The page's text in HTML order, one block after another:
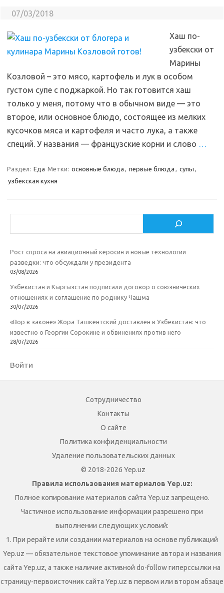
07/03/2018
Хаш по-
узбекски от
Марины
Козловой – это мясо, картофель и лук в особом
густом супе с поджаркой. Но так готовится хаш
только у меня, потому что в обычном виде — это
второе, или основное блюдо, состоящее из мелких
кусочков мяса и картофеля и часто лука, а также
специй. У названия — французские корни и слово …
Раздел: Еда Метки: основные блюда , первые блюда , супы ,
узбекская кухня
Рост спроса на авиационный керосин и новые технологии
разведки: что обсуждали у президента
03/08/2026
Узбекистан и Кыргызстан подписали договор о союзнических
отношениях и соглашение по роднику Чашма
30/07/2026
«Вор в законе» Жора Ташкентский доставлен в Узбекистан: что
известно о Георгии Сорокине и обвинениях против него
28/07/2026
Войти
Сотрудничество
Контакты
О сайте
Политика конфиденциальности
Удаление пользовательских данных
© 2018-2026 Yep.uz
Правила использования материалов Yep.uz:
Полное копирование материалов сайта Yep.uz запрещено.
Частичное использование информации разрешено при
выполнении следующих условий:
1. При рерайте или создании материалов на основе публикаций
Yep.uz — обязательное текстовое упоминание автора и названия
сайта Yep.uz, а также наличие активной do-follow гиперссылки на
страницу-первоисточник сайта Yep.uz в первом или втором абзаце